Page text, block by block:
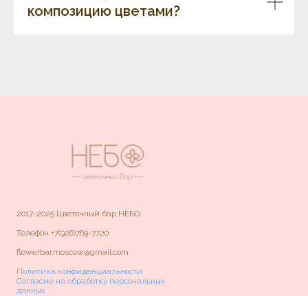
композицию цветами?
2017-2025 Цветочный бар НЕБО
Телефон +7(926)769-7720
flowerbar.moscow@gmail.com
Политика конфиденциальности
Согласие на обработку персональных
данных